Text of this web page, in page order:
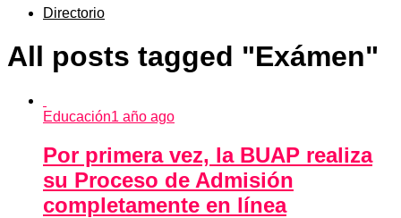
Directorio
All posts tagged "Exámen"
Educación1 año ago
Por primera vez, la BUAP realiza
su Proceso de Admisión
completamente en línea